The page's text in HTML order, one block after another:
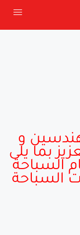
و
بما يلى
السباحة
السباحة